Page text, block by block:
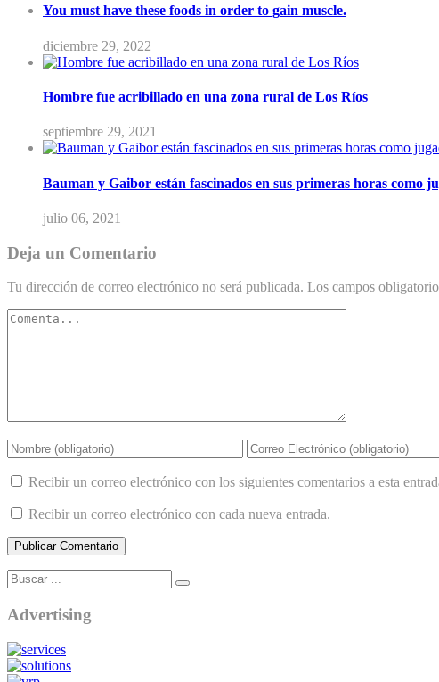
You must have these foods in order to gain muscle.
diciembre 29, 2022
Hombre fue acribillado en una zona rural de Los Ríos
septiembre 29, 2021
Bauman y Gaibor están fascinados en sus primeras horas como
julio 06, 2021
Deja un Comentario
Tu dirección de correo electrónico no será publicada. Los campos
Recibir un correo electrónico con los siguientes comentarios a esta
Recibir un correo electrónico con cada nueva entrada.
Advertising